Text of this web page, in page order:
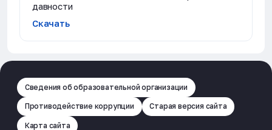
давности
Скачать
Сведения об образовательной организации
Противодействие коррупции Старая версия сайта
Карта сайта